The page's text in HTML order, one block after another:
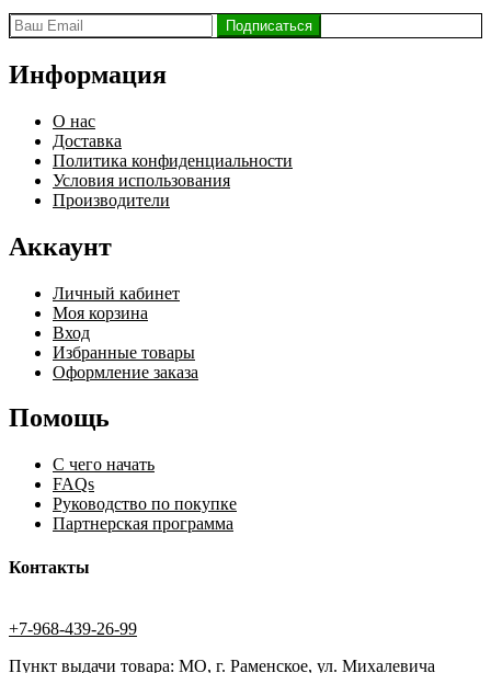
Информация
О нас
Доставка
Политика конфиденциальности
Условия использования
Производители
Аккаунт
Личный кабинет
Моя корзина
Вход
Избранные товары
Оформление заказа
Помощь
С чего начать
FAQs
Руководство по покупке
Партнерская программа
Контакты
+7-968-439-26-99
Пункт выдачи товара: МО, г. Раменское, ул. Михалевича